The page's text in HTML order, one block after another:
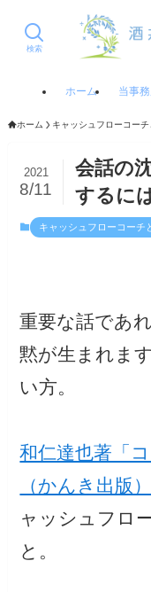
検索
ホーム 当事
ホーム キャッシュフローコー
会話の
するに
2021
8/11
キャッシュフローコー
重要な話であ
黙が生まれま
い方。
和仁達也著「
（かんき出版）
ャッシュフロ
と。